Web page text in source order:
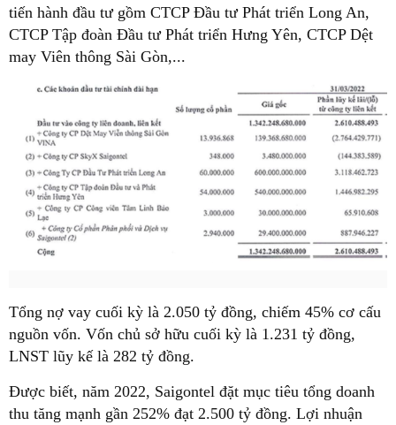
tiến hành đầu tư gồm CTCP Đầu tư Phát triển Long An,
CTCP Tập đoàn Đầu tư Phát triển Hưng Yên, CTCP Dệt
may Viên thông Sài Gòn,...
Tổng nợ vay cuối kỳ là 2.050 tỷ đồng, chiếm 45% cơ cấu
nguồn vốn. Vốn chủ sở hữu cuối kỳ là 1.231 tỷ đồng,
LNST lũy kế là 282 tỷ đồng.
Được biết, năm 2022, Saigontel đặt mục tiêu tổng doanh
thu tăng mạnh gần 252% đạt 2.500 tỷ đồng. Lợi nhuận